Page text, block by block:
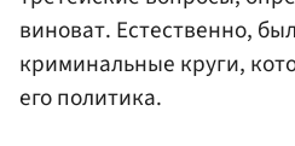
виноват. Естественно,
криминальные круги,
его политика.